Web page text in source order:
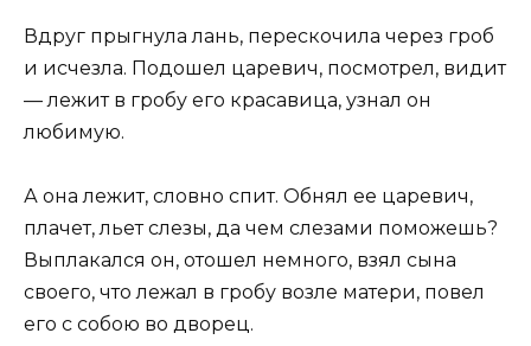
Вдруг прыгнула лань, перескочила через гроб
и исчезла. Подошел царевич, посмотрел, видит
— лежит в гробу его красавица, узнал он
любимую.
А она лежит, словно спит. Обнял ее царевич,
плачет, льет слезы, да чем слезами поможешь?
Выплакался он, отошел немного, взял сына
своего, что лежал в гробу возле матери, повел
его с собою во дворец.